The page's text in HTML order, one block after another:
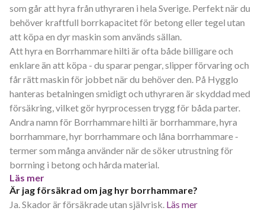
som går att hyra från uthyraren i hela Sverige. Perfekt när du
behöver kraftfull borrkapacitet för betong eller tegel utan
att köpa en dyr maskin som används sällan.
Att hyra en Borrhammare hilti är ofta både billigare och
enklare än att köpa - du sparar pengar, slipper förvaring och
får rätt maskin för jobbet när du behöver den. På Hygglo
hanteras betalningen smidigt och uthyraren är skyddad med
försäkring, vilket gör hyrprocessen trygg för båda parter.
Andra namn för Borrhammare hilti är borrhammare, hyra
borrhammare, hyr borrhammare och låna borrhammare -
termer som många använder när de söker utrustning för
borrning i betong och hårda material.
Läs mer
Är jag försäkrad om jag hyr borrhammare?
Ja. Skador är försäkrade utan självrisk. Läs mer